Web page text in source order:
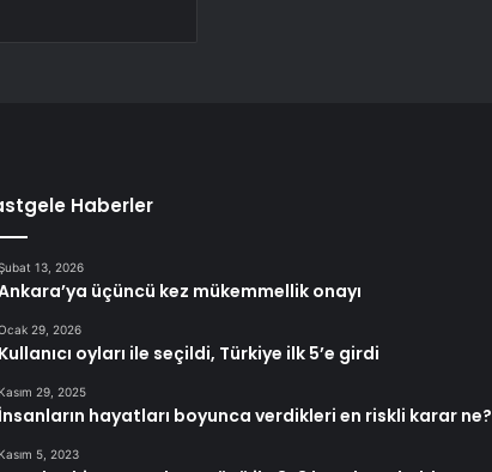
Haberler
13, 2026
üçüncü kez mükemmellik onayı
29, 2026
Kullanıcı oyları ile seçildi, Türkiye ilk 5’e girdi
Kasım 29, 2025
İnsanların hayatları boyunca verdikleri en riskli karar ne?
Kasım 5, 2023